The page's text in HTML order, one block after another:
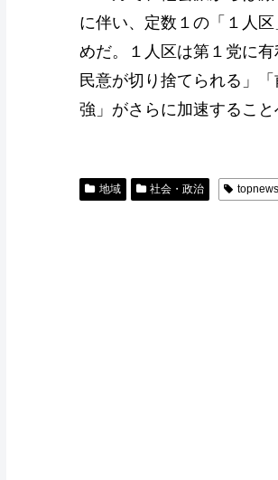
に伴い、定数１の「１人
めだ。１人区は第１党に
民意が切り捨てられる」
強」がさらに加速すること
地域 社会・政治